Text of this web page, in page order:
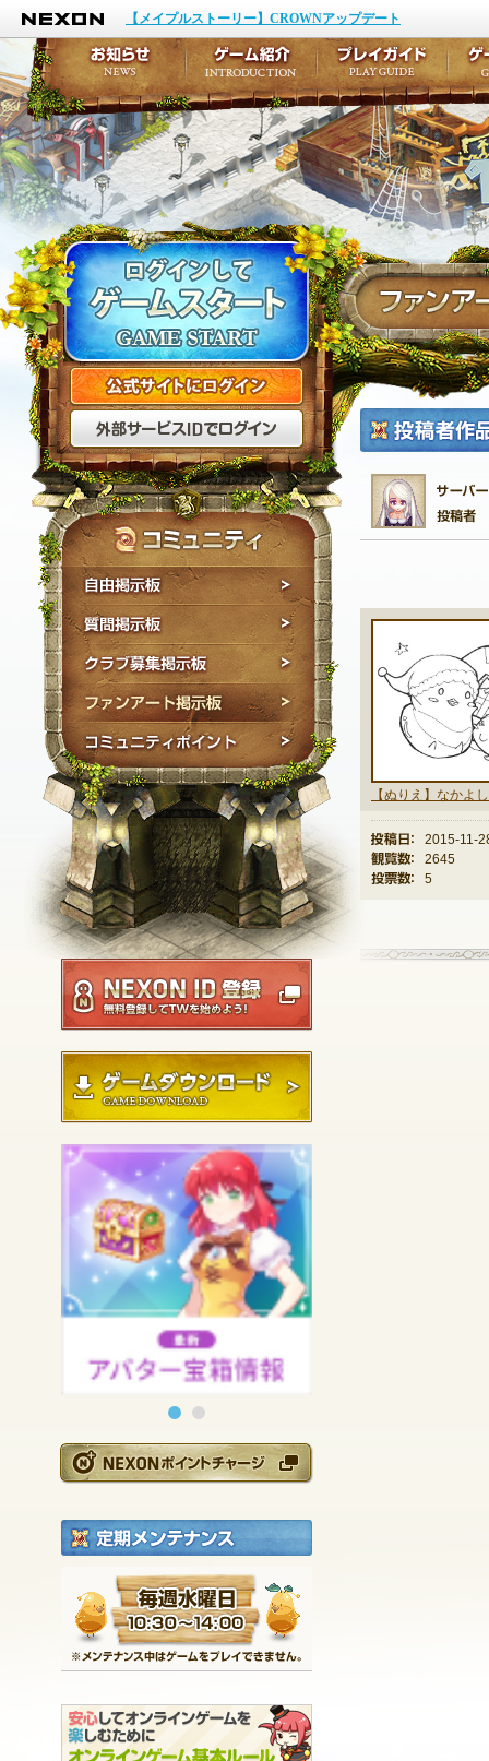
NEXON
【メイプルストーリー】CROWNアップデート
公式サイトにログイン
外部サービスIDでログ
質問掲示板
クラブ募集掲示板
ファンアート掲示板
コミュニティポイン
投稿日：
2015-11-
観覧数：
2645
投票数：
5
お知らせ
イベント
アップデート
メンテナンス
ゲーム紹介
キャラクター作成
テイルズ初級者講座
ここだけは知ってお